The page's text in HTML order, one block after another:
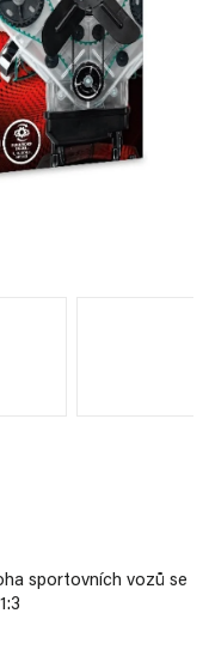
sportovních vozů se